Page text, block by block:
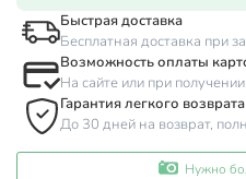
Быстрая доставка
Бесплатная доставка при
Возможность оплаты
На сайте или при получении
Гарантия легкого возврата
До 30 дней на возврат,
Нужно